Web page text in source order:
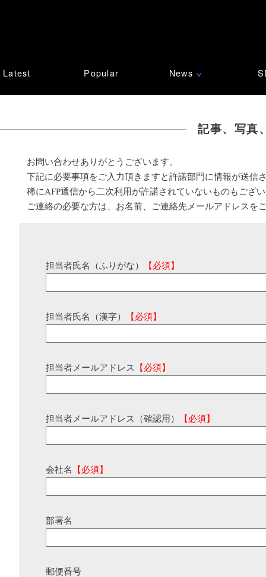
Latest Popular News ∨
記事、写真
お問い合わせありがとうございます。
下記に必要事項をご入力頂きますと許諾部門に情報が送信
稀にAFP通信から二次利用が許諾されていないものもござ
ご連絡の必要な方は、お名前、ご連絡先メールアドレスを
担当者氏名（ふりがな） 【必須】
担当者氏名（漢字） 【必須】
担当者メールアドレス 【必須】
担当者メールアドレス（確認用） 【必須】
会社名 【必須】
部署名
郵便番号